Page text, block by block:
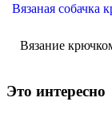
Вязаная собачка
Вязание
Это интересно